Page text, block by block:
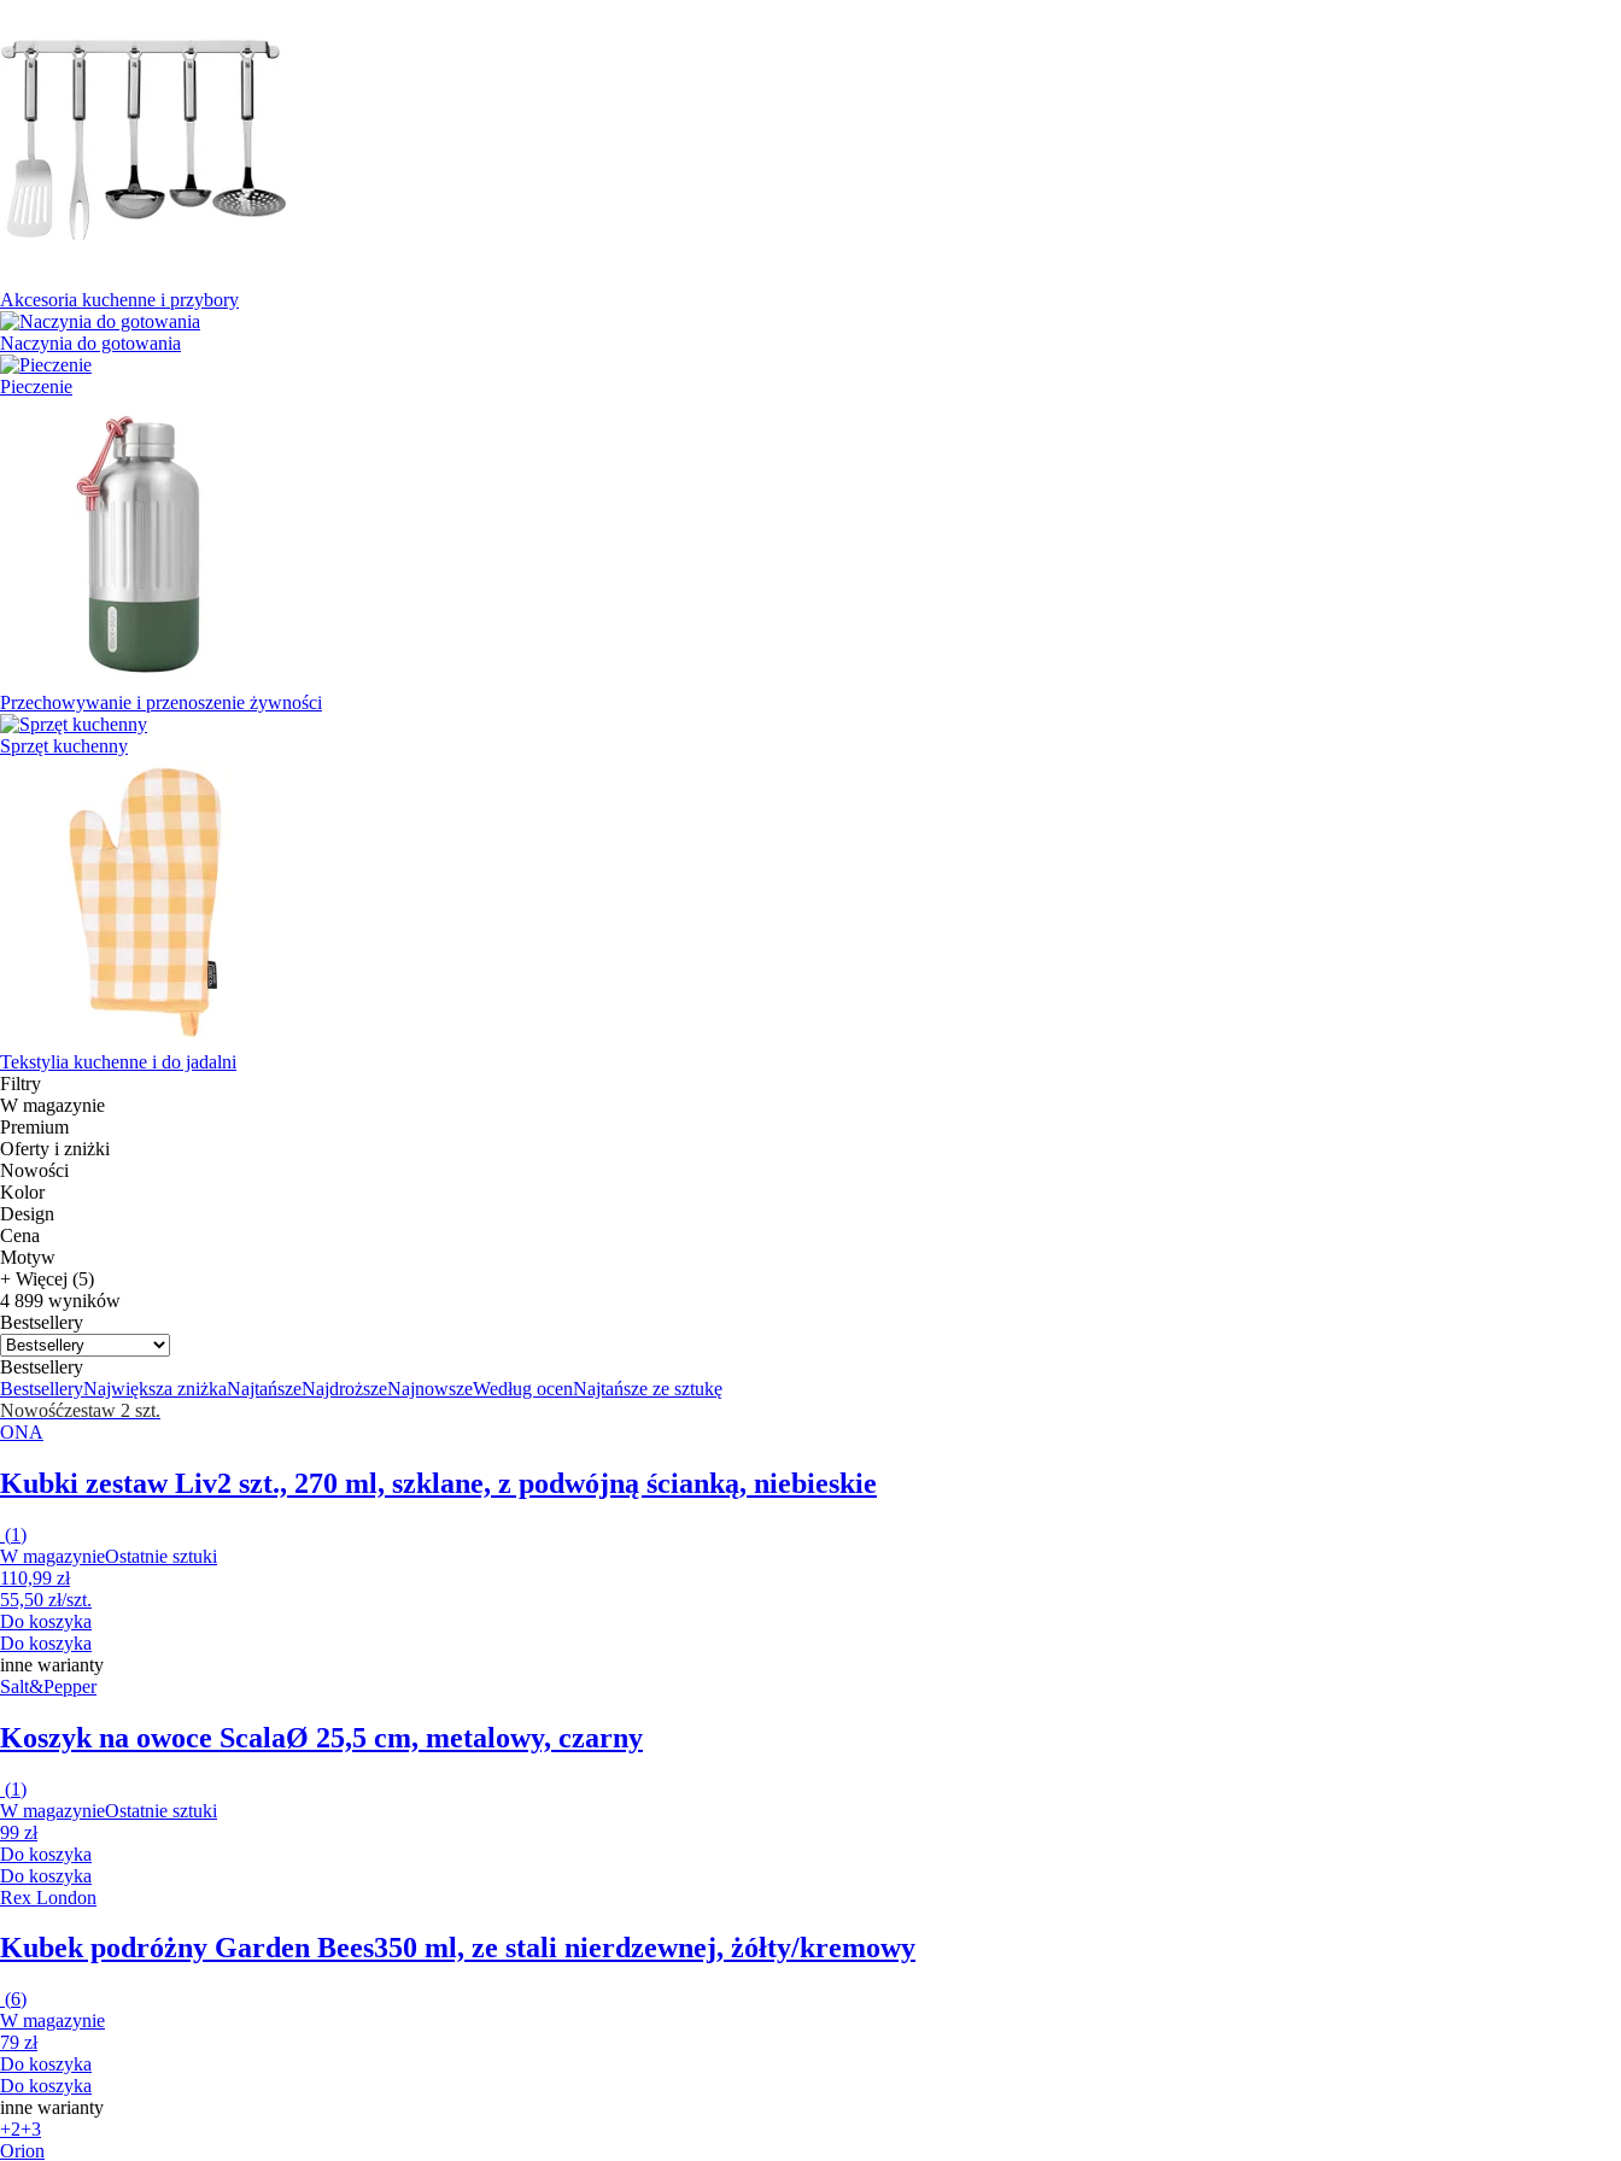
Akcesoria kuchenne i przybory
Naczynia do gotowania
Pieczenie
Przechowywanie i przenoszenie żywności
Sprzęt kuchenny
Tekstylia kuchenne i do jadalni
Filtry
W magazynie
Premium
Oferty i zniżki
Nowości
Kolor
Design
Cena
Motyw
+ Więcej (5)
4 899 wyników
Bestsellery
Bestsellery
BestselleryNajwiększa zniżkaNajtańszeNajdroższeNajnowszeWedług ocenNajtańsze ze sztukę
Nowośćzestaw 2 szt.
ONA
Kubki zestaw Liv2 szt., 270 ml, szklane, z podwójną ścianką, niebieskie
(1)
W magazynieOstatnie sztuki
110,99 zł
55,50 zł/szt.
Do koszyka
Do koszyka
inne warianty
Salt&Pepper
Koszyk na owoce ScalaØ 25,5 cm, metalowy, czarny
(1)
W magazynieOstatnie sztuki
99 zł
Do koszyka
Do koszyka
Rex London
Kubek podróżny Garden Bees350 ml, ze stali nierdzewnej, żółty/kremowy
(6)
W magazynie
79 zł
Do koszyka
Do koszyka
inne warianty
+2+3
Orion